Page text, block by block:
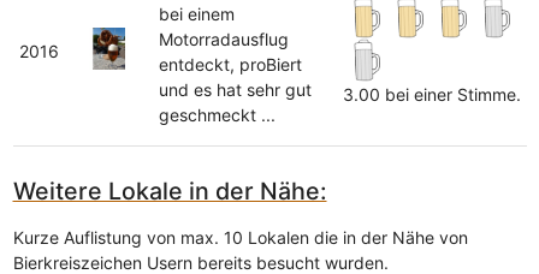
2016
bei einem
Motorradausflug
entdeckt, proBiert
und es hat sehr gut
geschmeckt ...
3.00 bei einer Stimme.
Weitere Lokale in der Nähe:
Kurze Auflistung von max. 10 Lokalen die in der Nähe von
Bierkreiszeichen Usern bereits besucht wurden.